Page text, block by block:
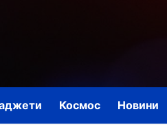
Космос Новини